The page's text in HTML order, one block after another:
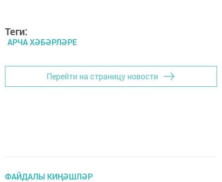
Теги:
АРЧА ХӘБӘРЛӘРЕ
Перейти на страницу новости
ФАЙДАЛЫ КИҢӘШЛӘР